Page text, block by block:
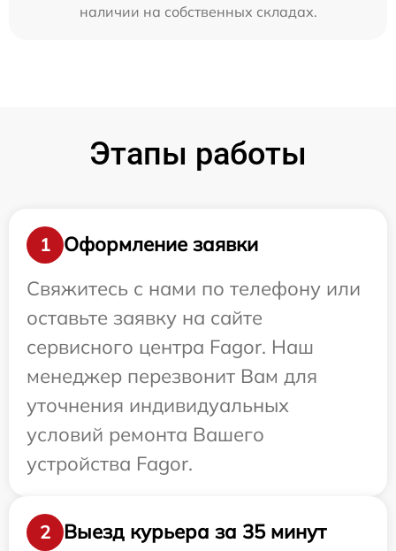
наличии на собственных складах.
Этапы работы
1
Оформление заявки
Свяжитесь с нами по телефону или
оставьте заявку на сайте
сервисного центра Fagor. Наш
менеджер перезвонит Вам для
уточнения индивидуальных
условий ремонта Вашего
устройства Fagor.
2 Выезд курьера за 35 минут